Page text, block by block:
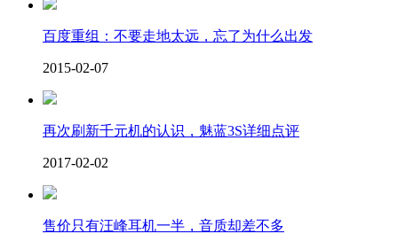
百度重组：不要走地太远，忘了为什么出发
2015-02-07
再次刷新千元机的认识，魅蓝3S详细点评
2017-02-02
售价只有汪峰耳机一半，音质却差不多